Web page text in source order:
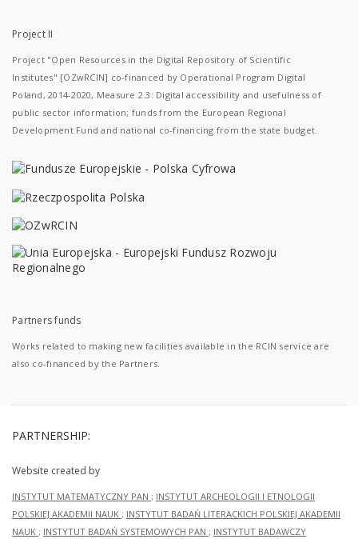
Project II
Project "Open Resources in the Digital Repository of Scientific
Institutes" [OZwRCIN] co-financed by Operational Program Digital
Poland, 2014-2020, Measure 2.3: Digital accessibility and usefulness of
public sector information; funds from the European Regional
Development Fund and national co-financing from the state budget.
Partners funds
Works related to making new facilities available in the RCIN service are
also co-financed by the Partners.
PARTNERSHIP:
Website created by
INSTYTUT MATEMATYCZNY PAN ; INSTYTUT ARCHEOLOGII I ETNOLOGII
POLSKIEJ AKADEMII NAUK ; INSTYTUT BADAŃ LITERACKICH POLSKIEJ AKADEMII
NAUK ; INSTYTUT BADAŃ SYSTEMOWYCH PAN ; INSTYTUT BADAWCZY